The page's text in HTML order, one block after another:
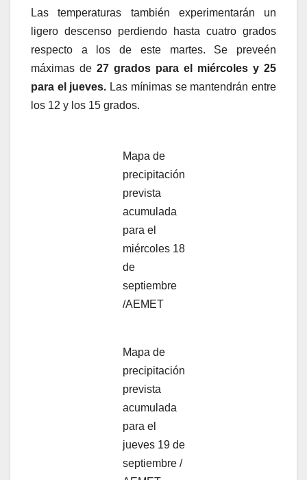
Las temperaturas también experimentarán un
ligero descenso perdiendo hasta cuatro grados
respecto a los de este martes. Se preveén
máximas de 27 grados para el miércoles y 25
para el jueves. Las mínimas se mantendrán entre
los 12 y los 15 grados.
Mapa de
precipitación
prevista
acumulada
para el
miércoles 18
de
septiembre
/AEMET
Mapa de
precipitación
prevista
acumulada
para el
jueves 19 de
septiembre /